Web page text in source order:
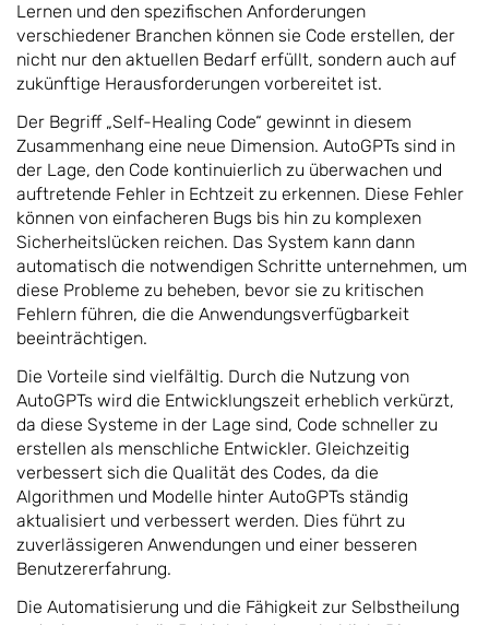
Lernen und den spezifischen Anforderungen
verschiedener Branchen können sie Code erstellen, der
nicht nur den aktuellen Bedarf erfüllt, sondern auch auf
zukünftige Herausforderungen vorbereitet ist.
Der Begriff „Self-Healing Code“ gewinnt in diesem
Zusammenhang eine neue Dimension. AutoGPTs sind in
der Lage, den Code kontinuierlich zu überwachen und
auftretende Fehler in Echtzeit zu erkennen. Diese Fehler
können von einfacheren Bugs bis hin zu komplexen
Sicherheitslücken reichen. Das System kann dann
automatisch die notwendigen Schritte unternehmen, um
diese Probleme zu beheben, bevor sie zu kritischen
Fehlern führen, die die Anwendungsverfügbarkeit
beeinträchtigen.
Die Vorteile sind vielfältig. Durch die Nutzung von
AutoGPTs wird die Entwicklungszeit erheblich verkürzt,
da diese Systeme in der Lage sind, Code schneller zu
erstellen als menschliche Entwickler. Gleichzeitig
verbessert sich die Qualität des Codes, da die
Algorithmen und Modelle hinter AutoGPTs ständig
aktualisiert und verbessert werden. Dies führt zu
zuverlässigeren Anwendungen und einer besseren
Benutzererfahrung.
Die Automatisierung und die Fähigkeit zur Selbstheilung